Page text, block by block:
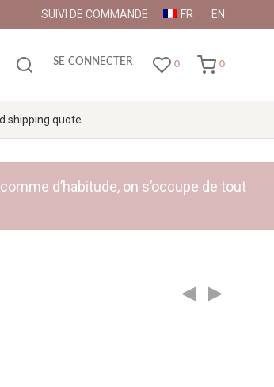
SUIVI DE COMMANDE FR EN
SE CONNECTER 0 0
shipping quote.
d’habitude, on s’occupe de tout